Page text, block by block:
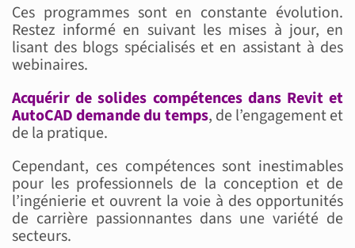
Ces programmes sont en constante évolution.
Restez informé en suivant les mises à jour, en
lisant des blogs spécialisés et en assistant à des
webinaires.
Acquérir de solides compétences dans Revit et
AutoCAD demande du temps, de l’engagement et
de la pratique.
Cependant, ces compétences sont inestimables
pour les professionnels de la conception et de
l’ingénierie et ouvrent la voie à des opportunités
de carrière passionnantes dans une variété de
secteurs.